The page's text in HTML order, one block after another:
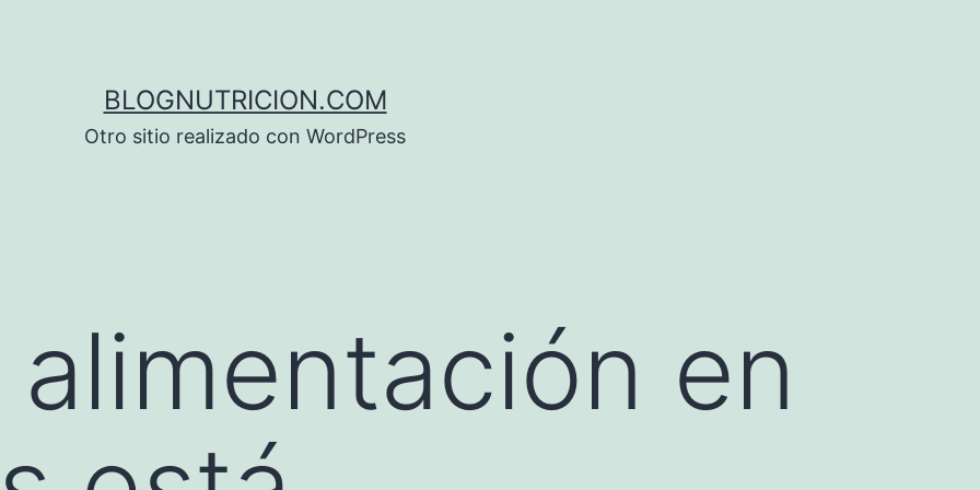
BLOGNUTRICION.COM
Otro sitio realizado con WordPress
alimentación en